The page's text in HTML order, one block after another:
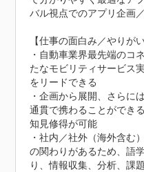
バル視点でのアプリ企画
【仕事の面白み／やりがい
・自動車業界最先端のコ
たなモビリティサービス
をリードできる
・企画から展開、さらに
通貫で携わることができ
知見修得が可能
・社内／社外（海外含む
の関わりがあるため、語
り、情報収集、分析、課